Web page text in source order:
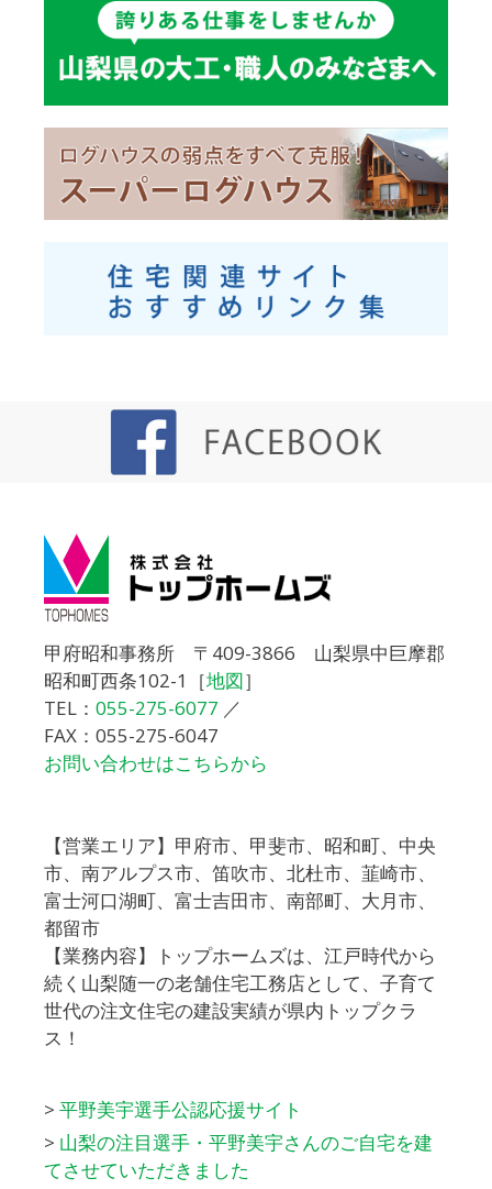
甲府昭和事務所 〒409-3866 山梨県中巨摩郡
昭和町西条102-1［地図］
TEL： 055-275-6077 ／
FAX：055-275-6047
お問い合わせはこちらから
【営業エリア】甲府市、甲斐市、昭和町、中央
市、南アルプス市、笛吹市、北杜市、韮崎市、
富士河口湖町、富士吉田市、南部町、大月市、
都留市
【業務内容】トップホームズは、江戸時代から
続く山梨随一の老舗住宅工務店として、子育て
世代の注文住宅の建設実績が県内トップクラ
ス！
> 平野美宇選手公認応援サイト
> 山梨の注目選手・平野美宇さんのご自宅を建
てさせていただきました